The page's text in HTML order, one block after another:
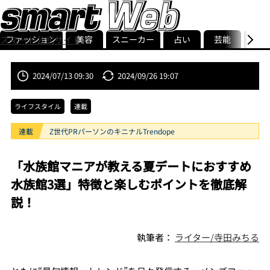
スマート公式サイト
smart最新号
記事一覧ランキング
ストリ
ファッション 美容 スニーカー 占い 芸能 グル
2024/07/13 09:30 2024/09/26 19:07
ライフスタイル 連載
連載 Z世代PRパーソンのキニナルTrendope
「水族館マニアが教える夏デートにおすすめ
水族館3選」特徴と楽しむポイントを徹底解
説！
執筆者： ライター/寺田みちる